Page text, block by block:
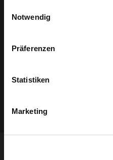
Notwendig
Präferenzen
Statistiken
Marketing